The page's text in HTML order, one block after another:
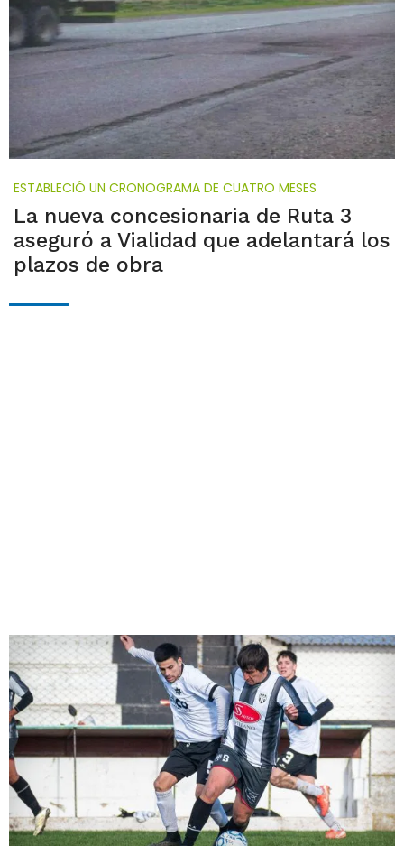
ESTABLECIÓ UN CRONOGRAMA DE CUATRO MESES
La nueva concesionaria de Ruta 3
aseguró a Vialidad que adelantará los
plazos de obra